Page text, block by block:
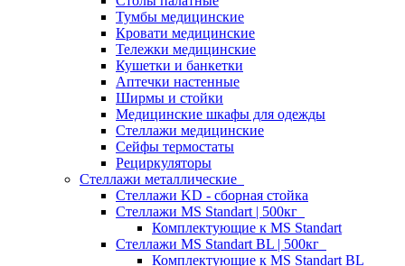
Тумбы медицинские
Кровати медицинские
Тележки медицинские
Кушетки и банкетки
Аптечки настенные
Ширмы и стойки
Медицинские шкафы для одежды
Стеллажи медицинские
Сейфы термостаты
Рециркуляторы
Стеллажи металлические
Стеллажи KD - сборная стойка
Стеллажи MS Standart | 500кг
Комплектующие к MS Standart
Стеллажи MS Standart BL | 500кг
Комплектующие к MS Standart BL